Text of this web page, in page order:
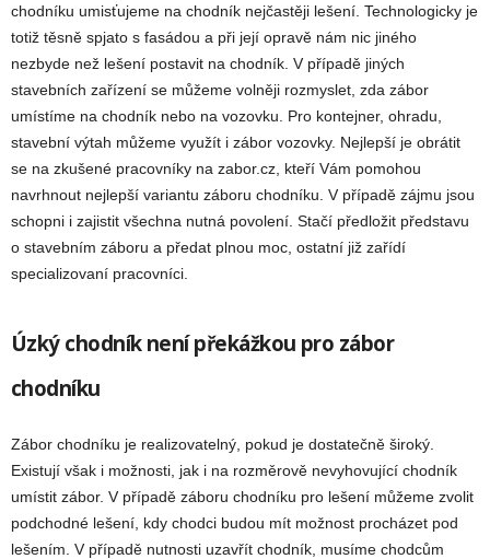
chodníku umisťujeme na chodník nejčastěji lešení. Technologicky je
totiž těsně spjato s fasádou a při její opravě nám nic jiného
nezbyde než lešení postavit na chodník. V případě jiných
stavebních zařízení se můžeme volněji rozmyslet, zda zábor
umístíme na chodník nebo na vozovku. Pro kontejner, ohradu,
stavební výtah můžeme využít i zábor vozovky. Nejlepší je obrátit
se na zkušené pracovníky na zabor.cz, kteří Vám pomohou
navrhnout nejlepší variantu záboru chodníku. V případě zájmu jsou
schopni i zajistit všechna nutná povolení. Stačí předložit představu
o stavebním záboru a předat plnou moc, ostatní již zařídí
specializovaní pracovníci.
Úzký chodník není překážkou pro zábor
chodníku
Zábor chodníku je realizovatelný, pokud je dostatečně široký.
Existují však i možnosti, jak i na rozměrově nevyhovující chodník
umístit zábor. V případě záboru chodníku pro lešení můžeme zvolit
podchodné lešení, kdy chodci budou mít možnost procházet pod
lešením. V případě nutnosti uzavřít chodník, musíme chodcům